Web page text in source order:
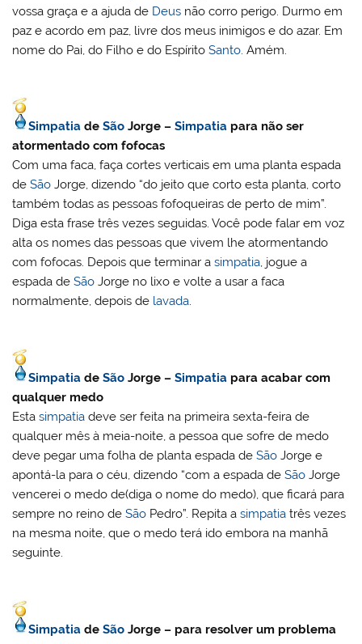
vossa graça e a ajuda de Deus não corro perigo. Durmo em
paz e acordo em paz, livre dos meus inimigos e do azar. Em
nome do Pai, do Filho e do EspíritoSanto . Amém.
Simpatia deSão Jorge –Simpatia para não ser
atormentado com fofocas
Com uma faca, faça cortes verticais em uma planta espada
deSão Jorge, dizendo “do jeito que corto esta planta, corto
também todas as pessoas fofoqueiras de perto de mim”.
Diga esta frase três vezes seguidas. Você pode falar em voz
alta os nomes das pessoas que vivem lhe atormentando
com fofocas. Depois que terminar asimpatia, jogue a
espada deSão Jorge no lixo e volte a usar a faca
normalmente, depois de lavada.
Simpatia deSão Jorge –Simpatia para acabar com
qualquer medo
Estasimpatia deve ser feita na primeira sexta-feira de
qualquer mês à meia-noite, a pessoa que sofre de medo
deve pegar uma folha de planta espada deSão Jorge e
apontá-la para o céu, dizendo “com a espada deSão Jorge
vencerei o medo de(diga o nome do medo), que ficará para
sempre no reino deSão Pedro”. Repita asimpatia três vezes
na mesma noite, que o medo terá ido embora na manhã
seguinte.
Simpatia deSão Jorge – para resolver um problema